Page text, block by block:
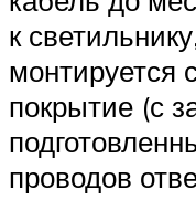
к
монтируется
покрытие (с
проводов